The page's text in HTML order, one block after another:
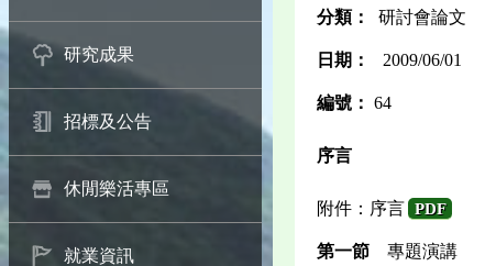
研究成果
招標及公告
休閒樂活專區
就業資訊
分類： 研討會論文
日期： 2009/06/01
編號： 64
序言
附件：序言 PDF
第一節 專題演講